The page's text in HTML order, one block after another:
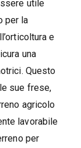
utile
per la
e
una
Questo
sue frese,
agricolo
lavorabile
per